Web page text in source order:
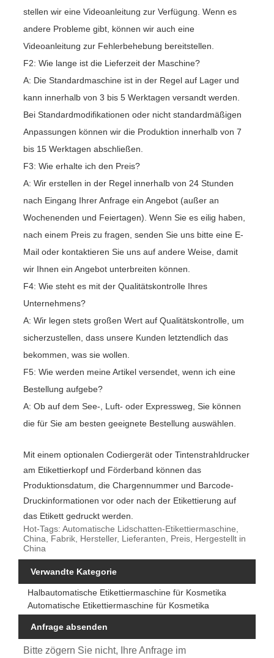
stellen wir eine Videoanleitung zur Verfügung. Wenn es
andere Probleme gibt, können wir auch eine
Videoanleitung zur Fehlerbehebung bereitstellen.
F2: Wie lange ist die Lieferzeit der Maschine?
A: Die Standardmaschine ist in der Regel auf Lager und
kann innerhalb von 3 bis 5 Werktagen versandt werden.
Bei Standardmodifikationen oder nicht standardmäßigen
Anpassungen können wir die Produktion innerhalb von 7
bis 15 Werktagen abschließen.
F3: Wie erhalte ich den Preis?
A: Wir erstellen in der Regel innerhalb von 24 Stunden
nach Eingang Ihrer Anfrage ein Angebot (außer an
Wochenenden und Feiertagen). Wenn Sie es eilig haben,
nach einem Preis zu fragen, senden Sie uns bitte eine E-
Mail oder kontaktieren Sie uns auf andere Weise, damit
wir Ihnen ein Angebot unterbreiten können.
F4: Wie steht es mit der Qualitätskontrolle Ihres
Unternehmens?
A: Wir legen stets großen Wert auf Qualitätskontrolle, um
sicherzustellen, dass unsere Kunden letztendlich das
bekommen, was sie wollen.
F5: Wie werden meine Artikel versendet, wenn ich eine
Bestellung aufgebe?
A: Ob auf dem See-, Luft- oder Expressweg, Sie können
die für Sie am besten geeignete Bestellung auswählen.
Mit einem optionalen Codiergerät oder Tintenstrahldrucker
am Etikettierkopf und Förderband können das
Produktionsdatum, die Chargennummer und Barcode-
Druckinformationen vor oder nach der Etikettierung auf
das Etikett gedruckt werden.
Hot-Tags: Automatische Lidschatten-Etikettiermaschine,
China, Fabrik, Hersteller, Lieferanten, Preis, Hergestellt in
China
Verwandte Kategorie
Halbautomatische Etikettiermaschine für Kosmetika
Automatische Etikettiermaschine für Kosmetika
Anfrage absenden
Bitte zögern Sie nicht, Ihre Anfrage im